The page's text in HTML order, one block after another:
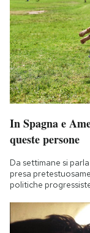
In Spagna e
queste persone
Da settimane si
presa
politiche